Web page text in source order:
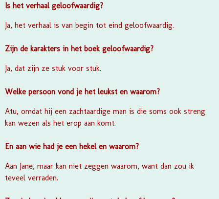
Is het verhaal geloofwaardig?
Ja, het verhaal is van begin tot eind geloofwaardig.
Zijn de karakters in het boek geloofwaardig?
Ja, dat zijn ze stuk voor stuk.
Welke persoon vond je het leukst en waarom?
Atu, omdat hij een zachtaardige man is die soms ook streng
kan wezen als het erop aan komt.
En aan wie had je een hekel en waarom?
Aan Jane, maar kan niet zeggen waarom, want dan zou ik
teveel verraden.